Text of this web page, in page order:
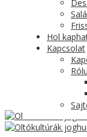
Hol
Kapcsolat